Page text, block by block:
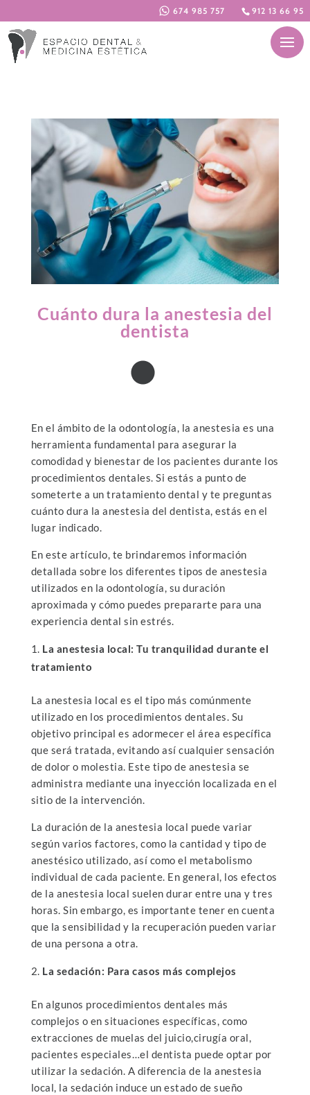
674 985 757 912 13 66 95
Cuánto dura la anestesia del
dentista
En el ámbito de la odontología, la anestesia es una
herramienta fundamental para asegurar la
comodidad y bienestar de los pacientes durante los
procedimientos dentales. Si estás a punto de
someterte a un tratamiento dental y te preguntas
cuánto dura la anestesia del dentista, estás en el
lugar indicado.
En este artículo, te brindaremos información
detallada sobre los diferentes tipos de anestesia
utilizados en la odontología, su duración
aproximada y cómo puedes prepararte para una
experiencia dental sin estrés.
La anestesia local: Tu tranquilidad durante el
tratamiento
La anestesia local es el tipo más comúnmente
utilizado en los procedimientos dentales. Su
objetivo principal es adormecer el área específica
que será tratada, evitando así cualquier sensación
de dolor o molestia. Este tipo de anestesia se
administra mediante una inyección localizada en el
sitio de la intervención.
La duración de la anestesia local puede variar
según varios factores, como la cantidad y tipo de
anestésico utilizado, así como el metabolismo
individual de cada paciente. En general, los efectos
de la anestesia local suelen durar entre una y tres
horas. Sin embargo, es importante tener en cuenta
que la sensibilidad y la recuperación pueden variar
de una persona a otra.
La sedación: Para casos más complejos
En algunos procedimientos dentales más
complejos o en situaciones específicas, como
extracciones de muelas del juicio,cirugía oral,
pacientes especiales…el dentista puede optar por
utilizar la sedación. A diferencia de la anestesia
local, la sedación induce un estado de sueño